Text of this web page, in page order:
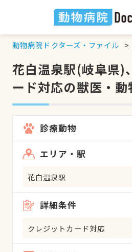
動物病院ドクターズ・ファイル
花白温泉駅(岐阜県)
ード対応の獣医・
診療動物
エリア・駅
花白温泉駅
詳細条件
クレジットカード対応